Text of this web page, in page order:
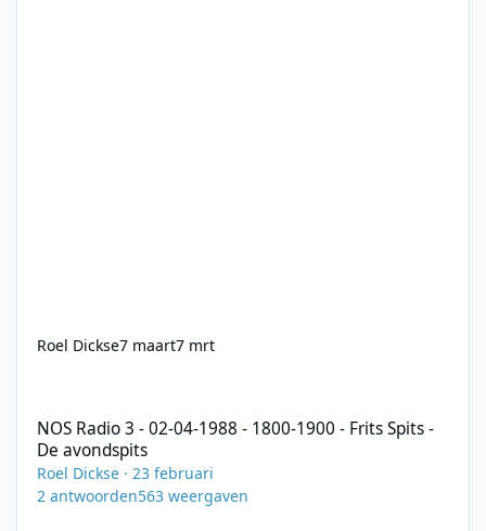
Roel Dickse7 maart7 mrt
NOS Radio 3 - 02-04-1988 - 1800-1900 - Frits Spits -
De avondspits
Roel Dickse · 23 februari
2 antwoorden563 weergaven